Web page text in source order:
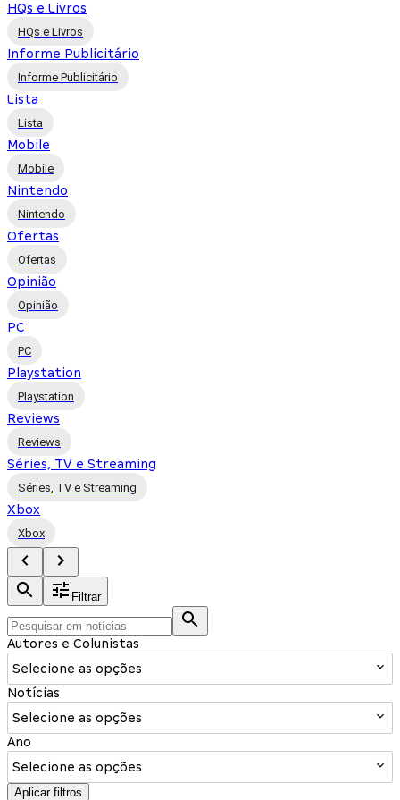
HQs e Livros
HQs e Livros
Informe Publicitário
Informe Publicitário
Lista
Lista
Mobile
Mobile
Nintendo
Nintendo
Ofertas
Ofertas
Opinião
Opinião
PC
PC
Playstation
Playstation
Reviews
Reviews
Séries, TV e Streaming
Séries, TV e Streaming
Xbox
Xbox
Filtrar
Autores e Colunistas
Selecione as opções
Notícias
Selecione as opções
Ano
Selecione as opções
Aplicar filtros